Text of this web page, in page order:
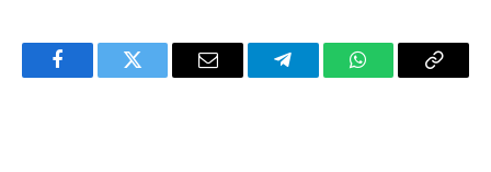
FacebookTwitter Email TelegramWhatsAppCopy